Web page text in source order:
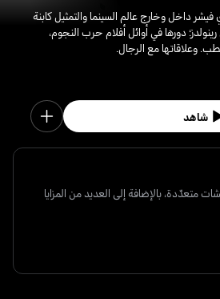
فيشر داخل وخارج عالم السينما والتمثيل كابنة
دورها في أوائل أفلام حرب النجوم،
وعلاقاتها مع الرجال.
شاهد
متعدّدة، بالإضافة إلى العديد من المزايا